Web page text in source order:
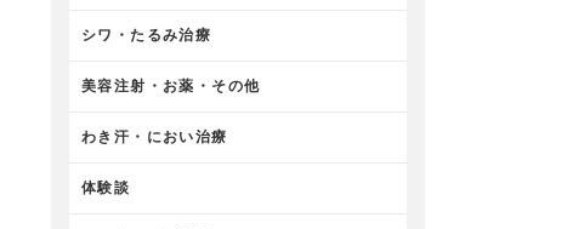
シワ・たるみ治療
美容注射・お薬・その他
わき汗・におい治療
体験談